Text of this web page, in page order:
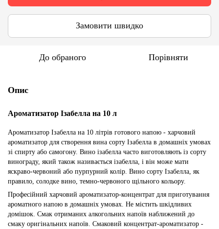
Замовити швидко
До обраного Порівняти
Опис
Ароматизатор Ізабелла на 10 л
Ароматизатор Ізабелла на 10 літрів готового напою - харчовий
ароматизатор для створення вина сорту Ізабелла в домашніх умовах
зі спирту або самогону. Вино ізабелла часто виготовляють із сорту
винограду, який також називається ізабелла, і він може мати
яскраво-червоний або пурпурний колір. Вино сорту Ізабелла, як
правило, солодке вино, темно-червоного щільного кольору.
Професійний харчовий ароматизатор-концентрат для приготування
ароматного напою в домашніх умовах. Не містить шкідливих
домішок. Смак отриманих алкогольних напоїв наближений до
смаку оригінальних напоїв. Смаковий концентрат-ароматизатор -